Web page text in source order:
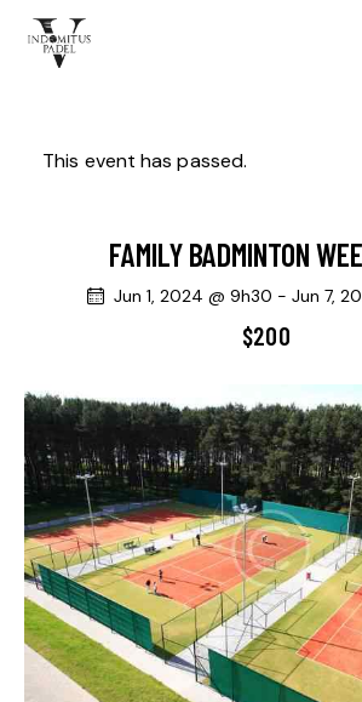
This event has passed.
FAMILY BADMINTON
Jun 1, 2024 @ 9h30 - Jun 7,
$200